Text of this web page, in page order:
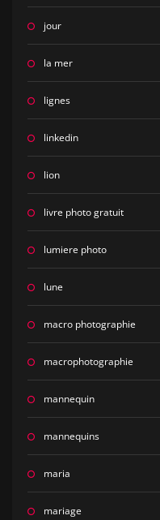
jour
la mer
lignes
linkedin
lion
livre photo gratuit
lumiere photo
lune
macro photographie
macrophotographie
mannequin
mannequins
maria
mariage